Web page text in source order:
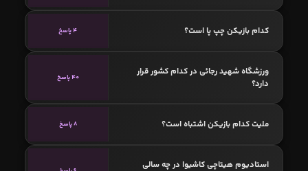
کدام بازیکن چپ پا است؟ 4 پاسخ
ورزشگاه شهید رجائی در کدام کشور قرار
دارد؟
40 پاسخ
ملیت کدام بازیکن اشتباه است؟ 8 پاسخ
استادیوم هیتاچی کاشیوا در چه سالی